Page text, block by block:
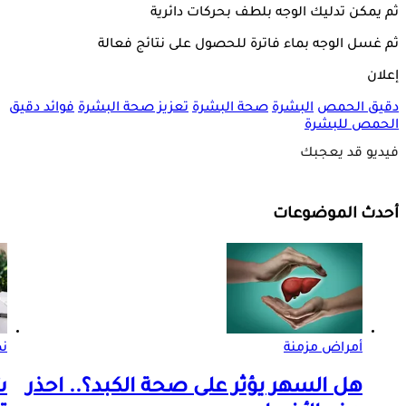
ثم يمكن تدليك الوجه بلطف بحركات دائرية
ثم غسل الوجه بماء فاترة للحصول على نتائج فعالة
إعلان
دقيق الحمص البشرة صحة البشرة تعزيز صحة البشرة فوائد دقيق
الحمص للبشرة
فيديو قد يعجبك
أحدث الموضوعات
أمراض مزمنة
هل السهر يؤثر على صحة الكبد؟.. احذر